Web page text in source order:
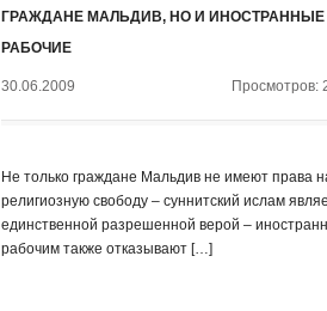
ГРАЖДАНЕ МАЛЬДИВ, НО И ИНОСТРАННЫЕ
РАБОЧИЕ
30.06.2009 Просмотров:
Не только граждане Мальдив не имеют права
религиозную свободу – суннитский ислам
единственной разрешенной верой –
рабочим также отказывают […]